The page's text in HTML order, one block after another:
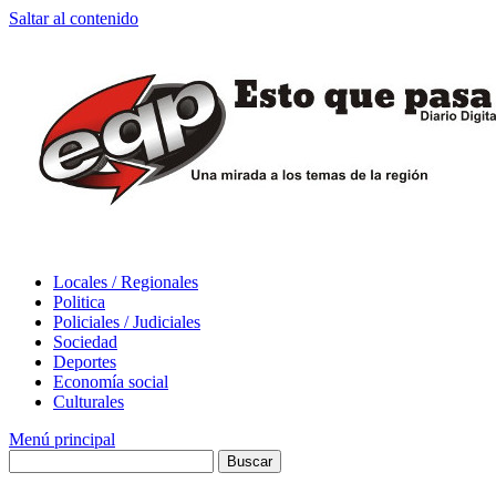
Saltar al contenido
Locales / Regionales
Politica
Policiales / Judiciales
Sociedad
Deportes
Economía social
Culturales
Menú principal